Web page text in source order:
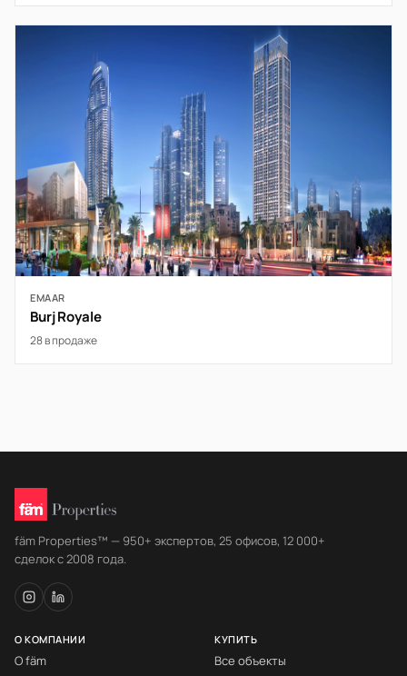
EMAAR
Burj Royale
28 в продаже
fäm Properties™ — 950+ экспертов, 25 офисов, 12 000+
сделок с 2008 года.
О КОМПАНИИ
О fäm
КУПИТЬ
Все объекты